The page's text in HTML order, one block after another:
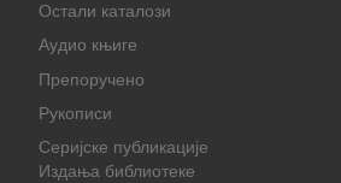
Остали каталози
Аудио књиге
Препоручено
Рукописи
Серијске публикације
Издања библиотеке